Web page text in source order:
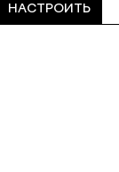
НАСТРОИТЬ